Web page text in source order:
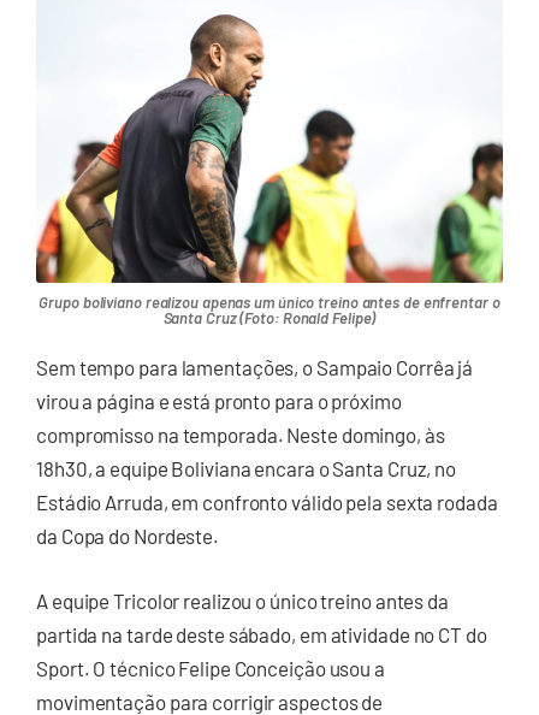
Grupo boliviano realizou apenas um único treino antes de enfrentar o
Santa Cruz (Foto: Ronald Felipe)
Sem tempo para lamentações, o Sampaio Corrêa já
virou a página e está pronto para o próximo
compromisso na temporada. Neste domingo, às
18h30, a equipe Boliviana encara o Santa Cruz, no
Estádio Arruda, em confronto válido pela sexta rodada
da Copa do Nordeste.
A equipe Tricolor realizou o único treino antes da
partida na tarde deste sábado, em atividade no CT do
Sport. O técnico Felipe Conceição usou a
movimentação para corrigir aspectos de